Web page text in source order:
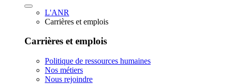
L'ANR
Carrières et emplois
Carrières et emplois
Politique de ressources humaines
Nos métiers
Nous rejoindre